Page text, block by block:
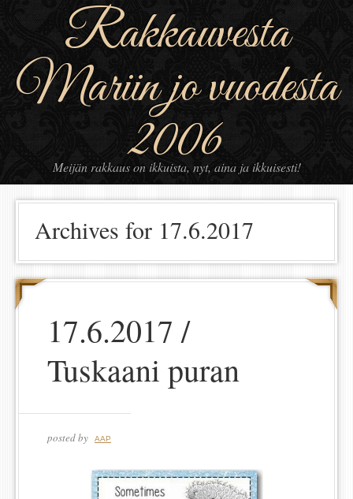
Rakkauvesta
Mariin jo vuodesta
2006
Meijän rakkaus on ikkuista, nyt, aina ja ikkuisesti!
Archives for 17.6.2017
17.6.2017 /
Tuskaani puran
posted by AAP